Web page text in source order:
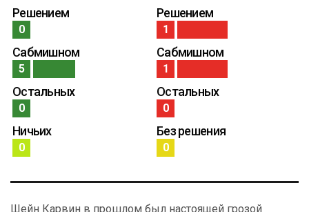
Решением
0
Сабмишном
5
Остальных
0
Ничьих
0
Решением
1
Сабмишном
1
Остальных
0
Без решения
0
Шейн Карвин в прошлом был настоящей грозой